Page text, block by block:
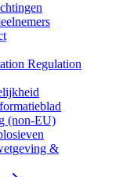
Regulation
(non-EU)
&